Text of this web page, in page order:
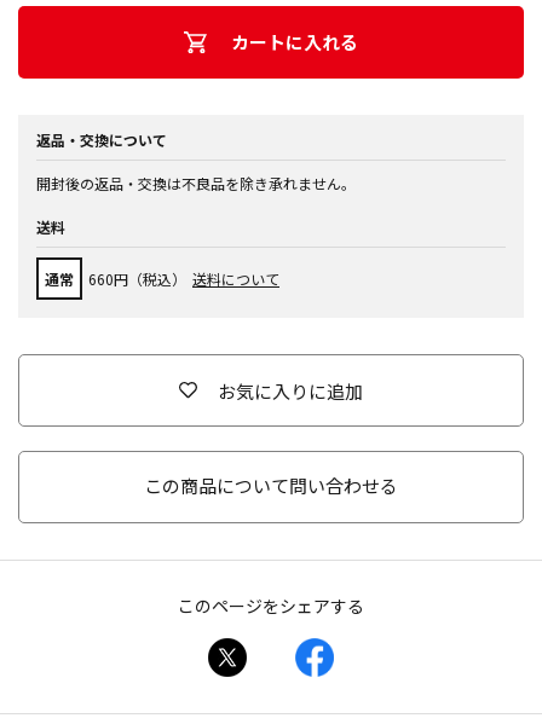
カートに入れる
返品・交換について
開封後の返品・交換は不良品を除き承れません。
送料
通常 660円（税込） 送料について
お気に入りに追加
この商品について問い合わせる
このページをシェアする